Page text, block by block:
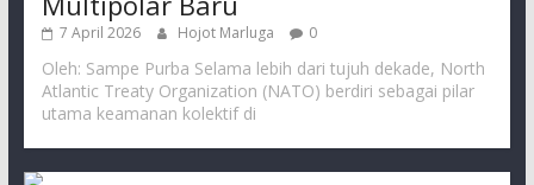
7 April 2026 Hojot Marluga 0
Oleh: Sampe Purba Selama lebih dari tujuh dekade, North
Atlantic Treaty Organization (NATO) berdiri sebagai pilar
utama keamanan kolektif di